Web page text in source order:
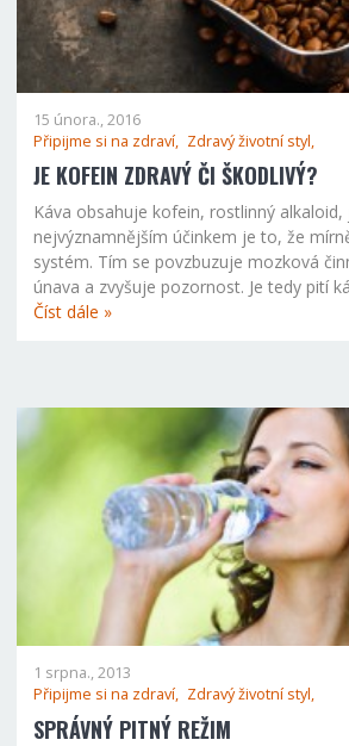
15 února., 2016
Připijme si na zdraví, Zdravý životní styl,
JE KOFEIN ZDRAVÝ ČI ŠKODLIVÝ?
Káva obsahuje kofein, rostlinný alkaloid,
nejvýznamnějším účinkem je to, že
systém. Tím se povzbuzuje mozková
únava a zvyšuje pozornost. Je tedy pití
Číst dále »
1 srpna., 2013
Připijme si na zdraví, Zdravý životní styl,
SPRÁVNÝ PITNÝ REŽIM